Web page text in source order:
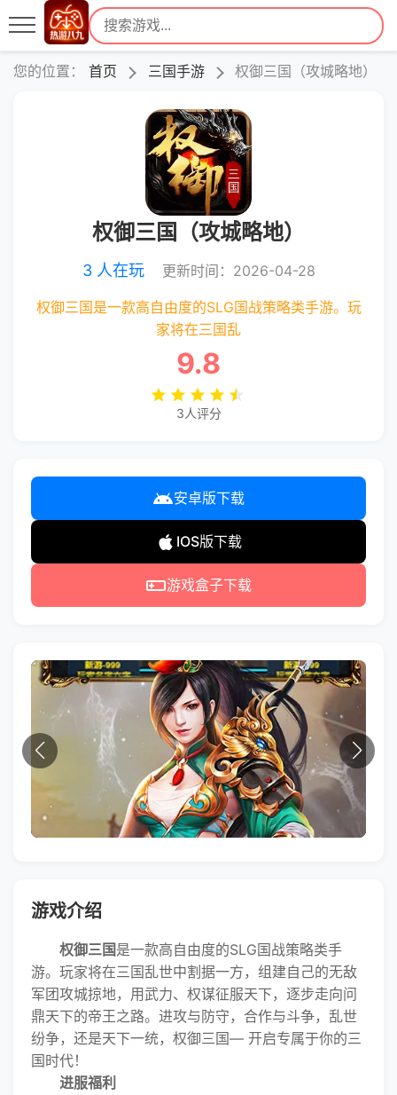
您的位置： 首页 三国手游 权御三国（攻城略地）
权御三国（攻城略地）
3 人在玩 更新时间：2026-04-28
权御三国是一款高自由度的SLG国战策略类手游。玩
家将在三国乱
9.8
3人评分
安卓版下载
IOS版下载
游戏盒子下载
游戏介绍
权御三国是一款高自由度的SLG国战策略类手
游。玩家将在三国乱世中割据一方，组建自己的无敌
军团攻城掠地，用武力、权谋征服天下，逐步走向问
鼎天下的帝王之路。进攻与防守，合作与斗争，乱世
纷争，还是天下一统，权御三国— 开启专属于你的三
国时代！
进服福利